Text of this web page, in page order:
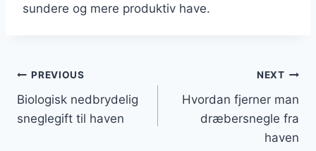
sundere og mere produktiv have.
Indlægsnavigation
PREVIOUS
Biologisk nedbrydelig
sneglegift til haven
NEXT
Hvordan fjerner man
dræbersnegle fra
haven